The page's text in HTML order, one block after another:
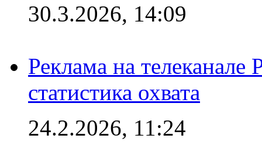
30.3.2026, 14:09
Реклама на
статистика охвата
24.2.2026, 11:24